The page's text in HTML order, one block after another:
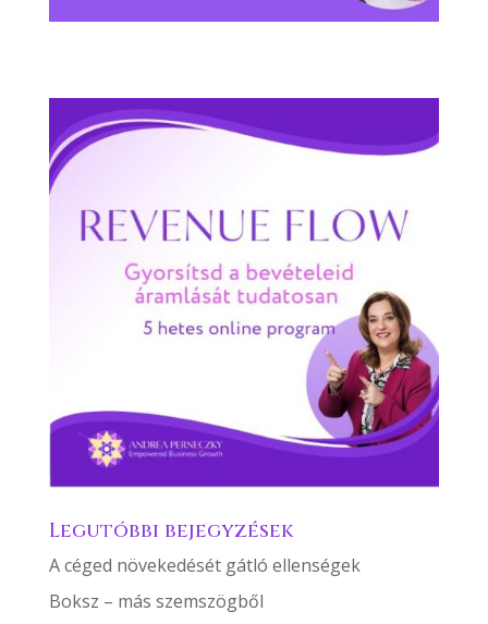
Legutóbbi bejegyzések
A céged növekedését gátló ellenségek
Boksz – más szemszögből